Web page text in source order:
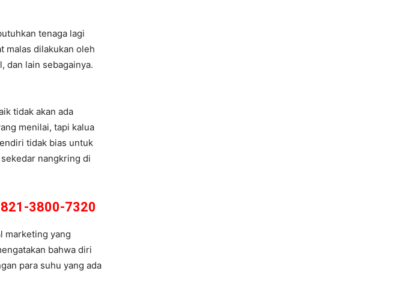
tenaga lagi
malas dilakukan oleh
dan lain sebagainya.
tidak akan ada
menilai, tapi kalua
tidak bias untuk
nangkring di
3800-7320
marketing yang
bahwa diri
para suhu yang ada